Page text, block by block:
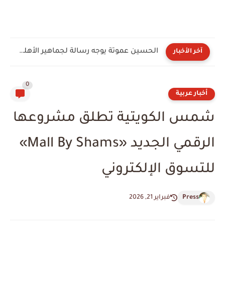
آخر الأخبار الحسين عموتة يوجه رسالة لجماهير الأهلي بعد توليه القيادة...
أخبار عربية
0
شمس الكويتية تطلق مشروعها
الرقمي الجديد «Mall By Shams»
للتسوق الإلكتروني
Press فبراير 21, 2026